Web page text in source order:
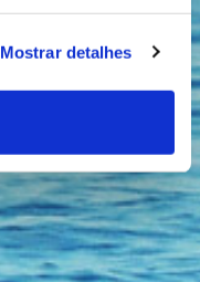
Mostrar detalhes